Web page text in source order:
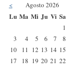
<
Agosto 2026
Lu Ma Mi Ju Vi Sa
1
3
4 5 6 7 8
10
11 12 13 14 15
17
18 19 20 21 22